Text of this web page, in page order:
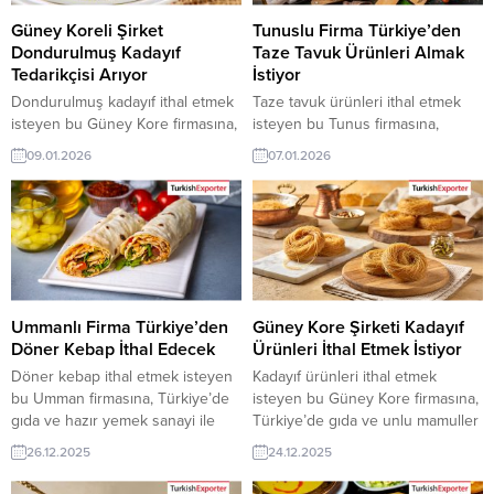
şirketleri erişebilmektedir. ➤ Bu...
sahibi ihracat şirketleri
erişebilmektedir. ➤ Bu ithalat alım
talebinin detaylarına...
Güney Koreli Şirket
Dondurulmuş Kadayıf
Tedarikçisi Arıyor
Dondurulmuş kadayıf ithal etmek
isteyen bu Güney Kore firmasına,
Türkiye’de dondurulmuş gıda ve
unlu mamuller ile kadayıf üreticisi
veya tedarikçisi olan ihracatçı
firmalar teklif sunabilirler. Yeni bir
ihracat pazarı fırsatı olan bu alım
ilanının iletişim bilgilerine
TurkishExporter VIP üyeleri ile TE
üyelik kredisi sahibi ihracat
şirketleri erişebilmektedir. ➤ Bu
ithalat...
09.01.2026
Tunuslu Firma Türkiye’den
Taze Tavuk Ürünleri Almak
İstiyor
Taze tavuk ürünleri ithal etmek
isteyen bu Tunus firmasına,
Türkiye’de hayvancılık ve et
ürünleri ile tavuk ürünleri üreticisi
veya tedarikçisi olan ihracatçı
firmalar teklif sunabilirler. Yeni bir
ihracat pazarı fırsatı olan bu alım
ilanının iletişim bilgilerine
TurkishExporter VIP üyeleri ile TE
üyelik kredisi sahibi ihracat
şirketleri erişebilmektedir. ➤ Bu
ithalat...
07.01.2026
Ummanlı Firma Türkiye’den
Döner Kebap İthal Edecek
Döner kebap ithal etmek isteyen
bu Umman firmasına, Türkiye’de
gıda ve hazır yemek sanayi ile
döner üreticisi veya tedarikçisi
olan ihracatçı firmalar teklif
sunabilirler. Yeni bir ihracat pazarı
26.12.2025
Güney Kore Şirketi Kadayıf
Ürünleri İthal Etmek İstiyor
Kadayıf ürünleri ithal etmek
isteyen bu Güney Kore firmasına,
Türkiye’de gıda ve unlu mamuller
sanayi ile kadayıf üreticisi veya
tedarikçisi olan ihracatçı firmalar
teklif sunabilirler. Yeni bir ihracat
24.12.2025